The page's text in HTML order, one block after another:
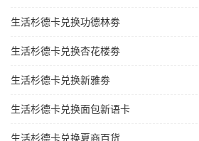
生活杉德卡兑换功德林劵
生活杉德卡兑换杏花楼劵
生活杉德卡兑换新雅劵
生活杉德卡兑换面包新语卡
生活杉德卡兑换夏商百货